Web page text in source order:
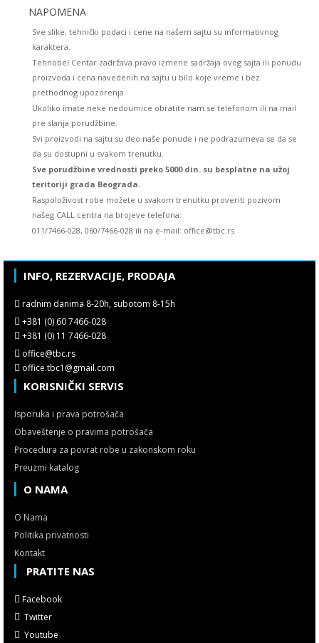
NAPOMENA
Sve slike, tehnički podaci i cene na našem sajtu su informativnog
karaktera.
Tehnobel Centar zadržava pravo izmene sadržaja ovog sajta ili ponudu
proizvoda i cena navedenih na sajtu u bilo koje vreme i bez
prethodnog upozorenja.
Ukoliko imate neke nedoumice obratite nam se telefonom ili na mail
pre slanja porudžbine.
Svi proizvodi na sajtu su deo naše ponude i ne podrazumeva se da se
da su dostupni u svakom trenutku.
Sve porudžbine vrednosti preko 5000 din. su besplatne na užoj
teritoriji grada Beograda.
Raspoloživost robe možete u svakom trenutku proveriti pozivom
našeg CALL centra na brojeve telefona:
011/7466-028, 060/7466-028 ili na e-mail: office@tbc.rs
INFO, REZERVACIJE, PRODAJA
radnim danima 8-20h, subotom 8-15h
+381 (0) 60 7466-028
+381 (0) 11 7466-028
office@tbc.rs
office.tbc1@gmail.com
KORISNIČKI SERVIS
Isporuka i prava potrošača
Obaveštenje o pravima potrošača
Procedura za povrat robe u zakonskom roku
Preuzmi katalog
O NAMA
O Nama
Politika privatnosti
Kontakt
PRATITE NAS
Facebook
Twitter
Youtube